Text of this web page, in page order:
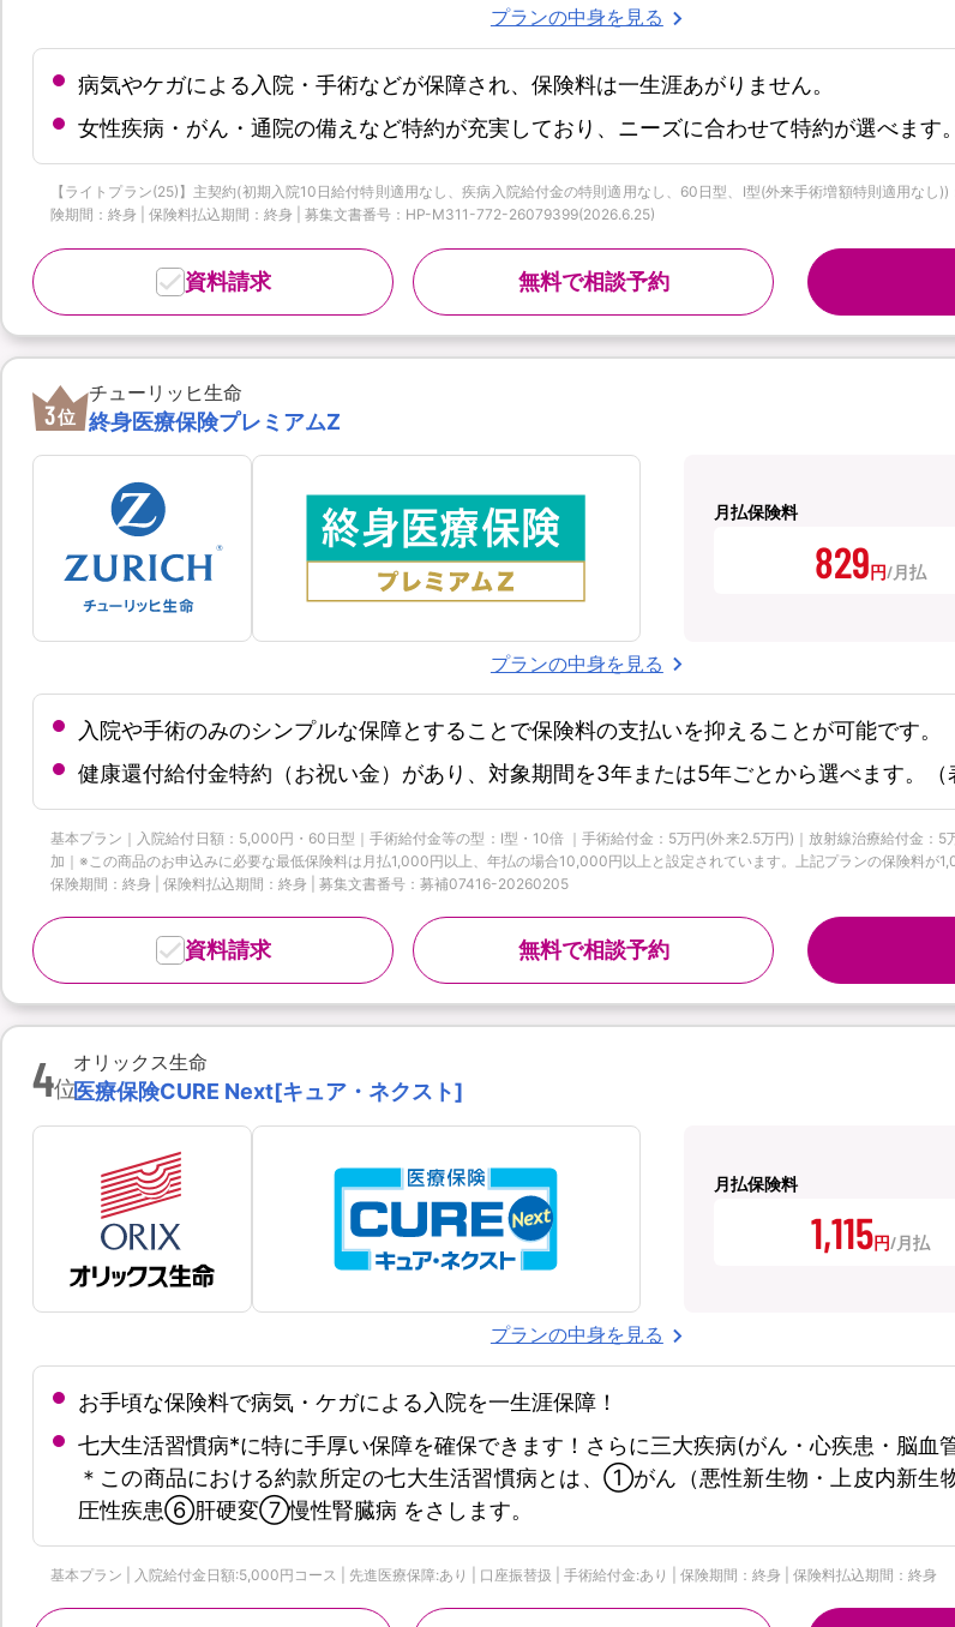
プランの中身を見る
病気やケガによる入院・手術などが保障され、保険料は一生涯あがりません。
女性疾病・がん・通院の備えなど特約が充実しており、ニーズに合わせて特約が選べます。
【ライトプラン(25)】主契約(初期入院10日給付特則適用なし、疾病入院給付金の特則適用なし、60日型、I型(外来手術増額特則適用な
険期間：終身 | 保険料払込期間：終身 | 募集文書番号：HP-M311-772-26079399(2026.6.25)
無料で相談予約
資料請求
3位
チューリッヒ生命
終身医療保険プレミアムZ
月払保険料
829円
プランの中身を見る
入院や手術のみのシンプルな保障とすることで保険料の支払いを抑えることが可能です。
健康還付給付金特約（お祝い金）があり、対象期間を3年または5年ごとから選べます。（
基本プラン｜入院給付日額：5,000円・60日型｜手術給付金等の型：Ⅰ型・10倍 ｜手術給付金：5万円(外来2.5万円)｜放射線治療給付金：
加｜※この商品のお申込みに必要な最低保険料は月払1,000円以上、年払の場合10,000円以上と設定されています。上記プランの保険料が
保険期間：終身 | 保険料払込期間：終身 | 募集文書番号：募補07416-20260205
無料で相談予約
資料請求
4位
オリックス生命
医療保険CURE Next[キュア・ネクスト]
月払保険料
1,115円
プランの中身を見る
お手頃な保険料で病気・ケガによる入院を一生涯保障！
七大生活習慣病*に特に手厚い保障を確保できます！さらに三大疾病(がん・心疾患・脳血
＊この商品における約款所定の七大生活習慣病とは、①がん（悪性新生物・上皮内
圧性疾患⑥肝硬変⑦慢性腎臓病 をさします。
基本プラン | 入院給付金日額:5,000円コース | 先進医療保障:あり | 口座振替扱 | 手術給付金:あり | 保険期間：終身 | 保険料払込期間：終身